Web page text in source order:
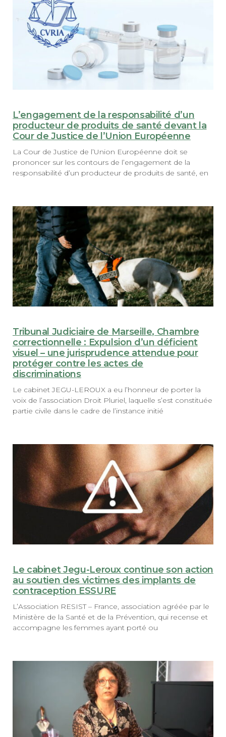
L’engagement de la responsabilité d’un
producteur de produits de santé devant la
Cour de Justice de l’Union Européenne
La Cour de Justice de l’Union Européenne doit se
prononcer sur les contours de l’engagement de la
responsabilité d’un producteur de produits de santé, en
Tribunal Judiciaire de Marseille, Chambre
correctionnelle : Expulsion d’un déficient
visuel – une jurisprudence attendue pour
protéger contre les actes de
discriminations
Le cabinet JEGU-LEROUX a eu l’honneur de porter la
voix de l’association Droit Pluriel, laquelle s’est constituée
partie civile dans le cadre de l’instance initié
Le cabinet Jegu-Leroux continue son action
au soutien des victimes des implants de
contraception ESSURE
L’Association RESIST – France, association agréée par le
Ministère de la Santé et de la Prévention, qui recense et
accompagne les femmes ayant porté ou